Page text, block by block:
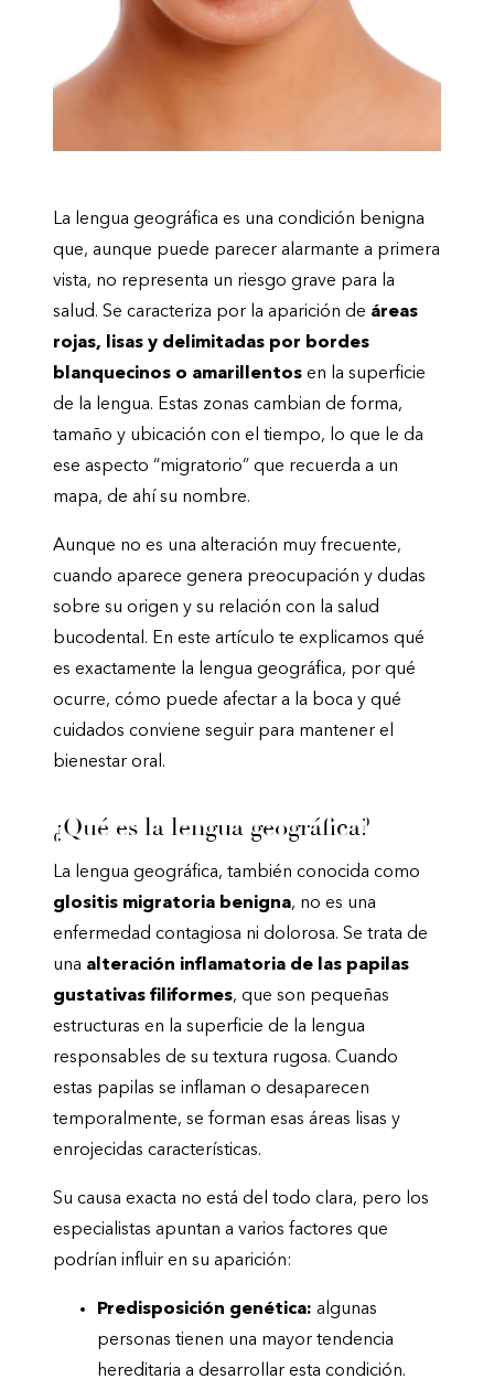
La lengua geográfica es una condición benigna
que, aunque puede parecer alarmante a primera
vista, no representa un riesgo grave para la
salud. Se caracteriza por la aparición de áreas
rojas, lisas y delimitadas por bordes
blanquecinos o amarillentos en la superficie
de la lengua. Estas zonas cambian de forma,
tamaño y ubicación con el tiempo, lo que le da
ese aspecto “migratorio” que recuerda a un
mapa, de ahí su nombre.
Aunque no es una alteración muy frecuente,
cuando aparece genera preocupación y dudas
sobre su origen y su relación con la salud
bucodental. En este artículo te explicamos qué
es exactamente la lengua geográfica, por qué
ocurre, cómo puede afectar a la boca y qué
cuidados conviene seguir para mantener el
bienestar oral.
¿Qué es la lengua geográfica?
La lengua geográfica, también conocida como
glositis migratoria benigna, no es una
enfermedad contagiosa ni dolorosa. Se trata de
una alteración inflamatoria de las papilas
gustativas filiformes, que son pequeñas
estructuras en la superficie de la lengua
responsables de su textura rugosa. Cuando
estas papilas se inflaman o desaparecen
temporalmente, se forman esas áreas lisas y
enrojecidas características.
Su causa exacta no está del todo clara, pero los
especialistas apuntan a varios factores que
podrían influir en su aparición:
Predisposición genética: algunas
personas tienen una mayor tendencia
hereditaria a desarrollar esta condición.